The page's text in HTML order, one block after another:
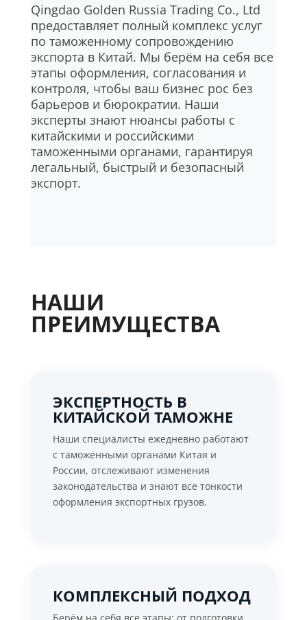
Qingdao Golden Russia Trading Co., Ltd
предоставляет полный комплекс услуг
по таможенному сопровождению
экспорта в Китай. Мы берём на себя все
этапы оформления, согласования и
контроля, чтобы ваш бизнес рос без
барьеров и бюрократии. Наши
эксперты знают нюансы работы с
китайскими и российскими
таможенными органами, гарантируя
легальный, быстрый и безопасный
экспорт.
НАШИ
ПРЕИМУЩЕСТВА
ЭКСПЕРТНОСТЬ В
КИТАЙСКОЙ ТАМОЖНЕ
Наши специалисты ежедневно работают
с таможенными органами Китая и
России, отслеживают изменения
законодательства и знают все тонкости
оформления экспортных грузов.
КОМПЛЕКСНЫЙ ПОДХОД
Берём на себя все этапы: от подготовки